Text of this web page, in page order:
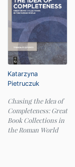
Katarzyna
Pietruczuk
Chasing the Idea of
Completeness: Great
Book Collections in
the Roman World